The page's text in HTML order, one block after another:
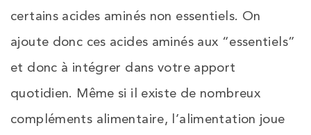
certains acides aminés non essentiels. On
ajoute donc ces acides aminés aux “essentiels”
et donc à intégrer dans votre apport
quotidien. Même si il existe de nombreux
compléments alimentaire, l’alimentation joue